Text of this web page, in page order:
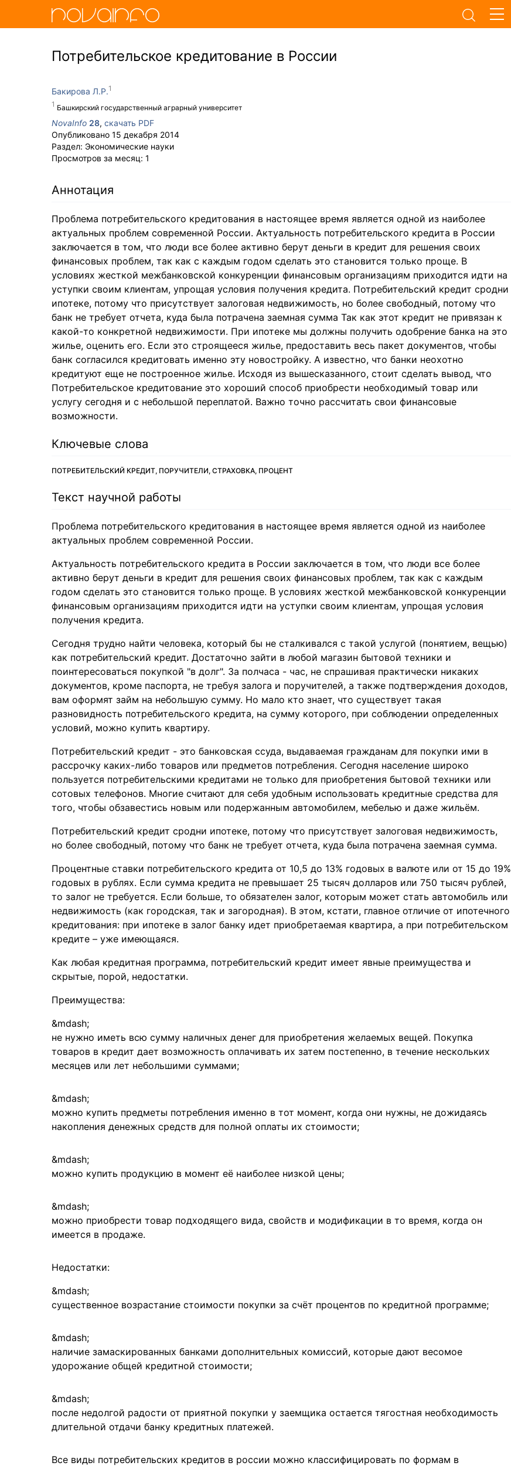
Потребительское кредитование в России
Бакирова Л.Р.
Башкирский государственный аграрный университет
NovaInfo 28, скачать PDF
Опубликовано 15 декабря 2014
Раздел: Экономические науки
Просмотров за месяц: 1
Аннотация
Проблема потребительского кредитования в настоящее время является одной из наиболее
актуальных проблем современной России. Актуальность потребительского кредита в России
заключается в том, что люди все более активно берут деньги в кредит для решения своих
финансовых проблем, так как с каждым годом сделать это становится только проще. В
условиях жесткой межбанковской конкуренции финансовым организациям приходится идти на
уступки своим клиентам, упрощая условия получения кредита. Потребительский кредит сродни
ипотеке, потому что присутствует залоговая недвижимость, но более свободный, потому что
банк не требует отчета, куда была потрачена заемная сумма Так как этот кредит не привязан к
какой-то конкретной недвижимости. При ипотеке мы должны получить одобрение банка на это
жилье, оценить его. Если это строящееся жилье, предоставить весь пакет документов, чтобы
банк согласился кредитовать именно эту новостройку. А известно, что банки неохотно
кредитуют еще не построенное жилье. Исходя из вышесказанного, стоит сделать вывод, что
Потребительское кредитование это хороший способ приобрести необходимый товар или
услугу сегодня и с небольшой переплатой. Важно точно рассчитать свои финансовые
возможности.
Ключевые слова
ПОТРЕБИТЕЛЬСКИЙ КРЕДИТ, ПОРУЧИТЕЛИ, СТРАХОВКА, ПРОЦЕНТ
Текст научной работы
Проблема потребительского кредитования в настоящее время является одной из наиболее
актуальных проблем современной России.
Актуальность потребительского кредита в России заключается в том, что люди все более
активно берут деньги в кредит для решения своих финансовых проблем, так как с каждым
годом сделать это становится только проще. В условиях жесткой межбанковской конкуренции
финансовым организациям приходится идти на уступки своим клиентам, упрощая условия
получения кредита.
Сегодня трудно найти человека, который бы не сталкивался с такой услугой (понятием, вещью)
как потребительский кредит. Достаточно зайти в любой магазин бытовой техники и
поинтересоваться покупкой "в долг". За полчаса - час, не спрашивая практически никаких
документов, кроме паспорта, не требуя залога и поручителей, а также подтверждения доходов,
вам оформят займ на небольшую сумму. Но мало кто знает, что существует такая
разновидность потребительского кредита, на сумму которого, при соблюдении определенных
условий, можно купить квартиру.
Потребительский кредит - это банковская ссуда, выдаваемая гражданам для покупки ими в
рассрочку каких-либо товаров или предметов потребления. Сегодня население широко
пользуется потребительскими кредитами не только для приобретения бытовой техники или
сотовых телефонов. Многие считают для себя удобным использовать кредитные средства для
того, чтобы обзавестись новым или подержанным автомобилем, мебелью и даже жильём.
Потребительский кредит сродни ипотеке, потому что присутствует залоговая недвижимость,
но более свободный, потому что банк не требует отчета, куда была потрачена заемная сумма.
Процентные ставки потребительского кредита от 10,5 до 13% годовых в валюте или от 15 до 19%
годовых в рублях. Если сумма кредита не превышает 25 тысяч долларов или 750 тысяч рублей,
то залог не требуется. Если больше, то обязателен залог, которым может стать автомобиль или
недвижимость (как городская, так и загородная). В этом, кстати, главное отличие от ипотечного
кредитования: при ипотеке в залог банку идет приобретаемая квартира, а при потребительском
кредите – уже имеющаяся.
Как любая кредитная программа, потребительский кредит имеет явные преимущества и
скрытые, порой, недостатки.
Преимущества:
не нужно иметь всю сумму наличных денег для приобретения желаемых вещей. Покупка
товаров в кредит дает возможность оплачивать их затем постепенно, в течение нескольких
месяцев или лет небольшими суммами;
можно купить предметы потребления именно в тот момент, когда они нужны, не дожидаясь
накопления денежных средств для полной оплаты их стоимости;
можно купить продукцию в момент её наиболее низкой цены;
можно приобрести товар подходящего вида, свойств и модификации в то время, когда он
имеется в продаже.
Недостатки:
существенное возрастание стоимости покупки за счёт процентов по кредитной программе;
наличие замаскированных банками дополнительных комиссий, которые дают весомое
удорожание общей кредитной стоимости;
после недолгой радости от приятной покупки у заемщика остается тягостная необходимость
длительной отдачи банку кредитных платежей.
Все виды потребительских кредитов в россии можно классифицировать по формам в